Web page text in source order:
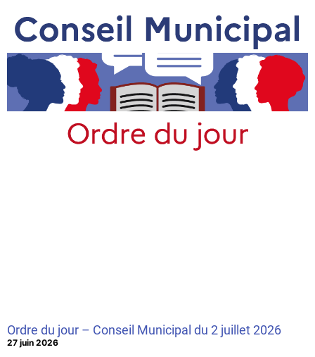
Ordre du jour – Conseil Municipal du 2 juillet 2026
27 juin 2026